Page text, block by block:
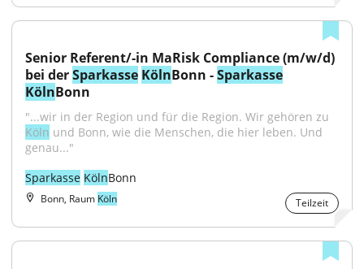
Senior Referent/-in MaRisk Compliance (m/w/d)
bei der Sparkasse KölnBonn - Sparkasse
KölnBonn
Köln und Bonn, wie die Menschen, die hier leben. Und
genau..."
Sparkasse KölnBonn
Bonn, Raum Köln Teilzeit